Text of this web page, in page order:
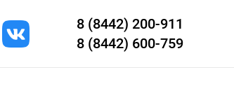
8 (8442) 200-911
8 (8442) 600-759